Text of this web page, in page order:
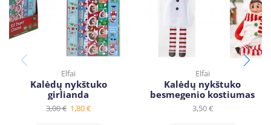
Elfai
Kalėdų nykštuko
girlianda
3,00€ 1,80€
Elfai
Kalėdų nykštuko
besmegenio kostiumas
3,50€